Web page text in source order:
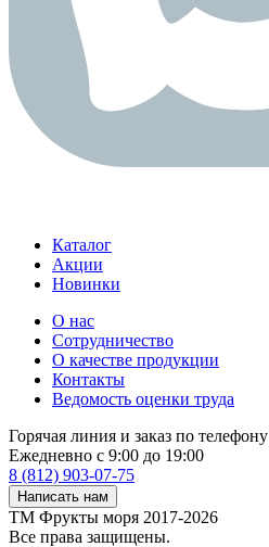
Каталог
Акции
Новинки
О нас
Сотрудничество
О качестве продукции
Контакты
Ведомость оценки труда
Горячая линия и заказ по телефону
Ежедневно с 9:00 до 19:00
8 (812) 903-07-75
Написать нам
ТМ Фрукты моря 2017-2026
Все права защищены.